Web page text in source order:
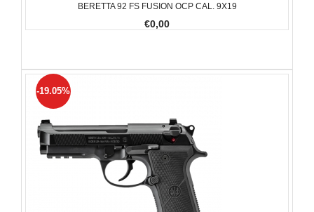
BERETTA 92 FS FUSION OCP CAL. 9X19
€0,00
-19.05%